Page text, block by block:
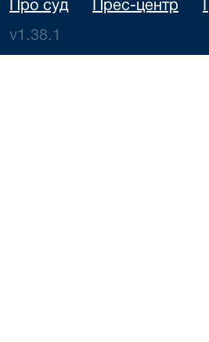
Про суд Прес-центр
v1.38.1